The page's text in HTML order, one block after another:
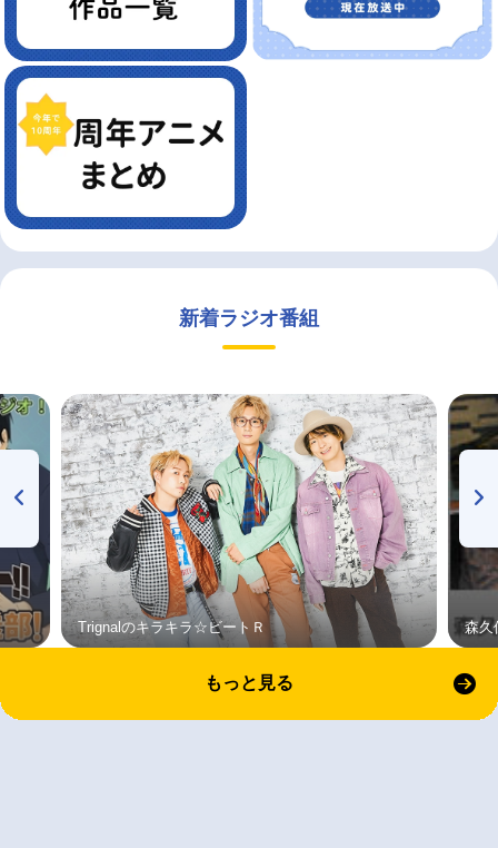
新着ラジオ番組
Trignalのキラキラ☆ビートＲ 森久
もっと見る